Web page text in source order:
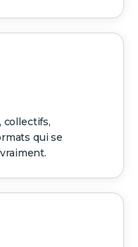
collectifs,
qui se